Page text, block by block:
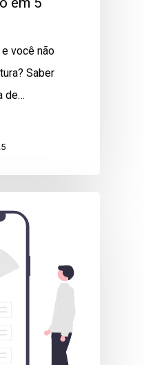
você não
Saber
de…